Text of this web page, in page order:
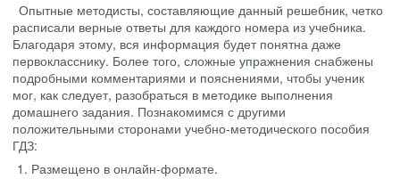
Опытные методисты, составляющие данный решебник, четко
расписали верные ответы для каждого номера из учебника.
Благодаря этому, вся информация будет понятна даже
первокласснику. Более того, сложные упражнения снабжены
подробными комментариями и пояснениями, чтобы ученик
мог, как следует, разобраться в методике выполнения
домашнего задания. Познакомимся с другими
положительными сторонами учебно-методического пособия
ГДЗ:
Размещено в онлайн-формате.